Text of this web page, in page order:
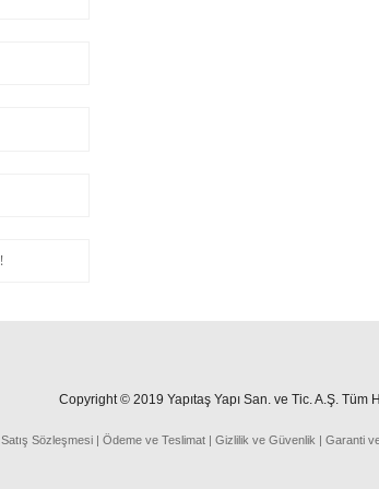
Copyright © 2019 Yapıtaş Yapı San. ve Tic. A.Ş. Tüm
Satış Sözleşmesi| Ödeme ve Teslimat| Gizlilik ve Güvenlik Garanti